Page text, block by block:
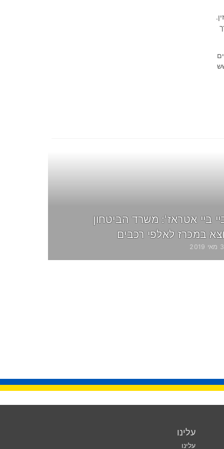
ביי אטראז': משרד הביטחון
במכרז לאלפי רכבים
עלינו
עלינו